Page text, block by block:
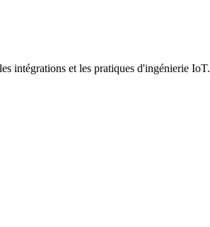
intégrations et les pratiques d'ingénierie IoT.